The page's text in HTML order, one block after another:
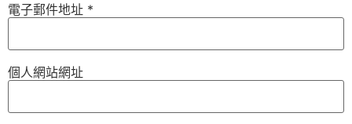
電子郵件地址 *
個人網站網址